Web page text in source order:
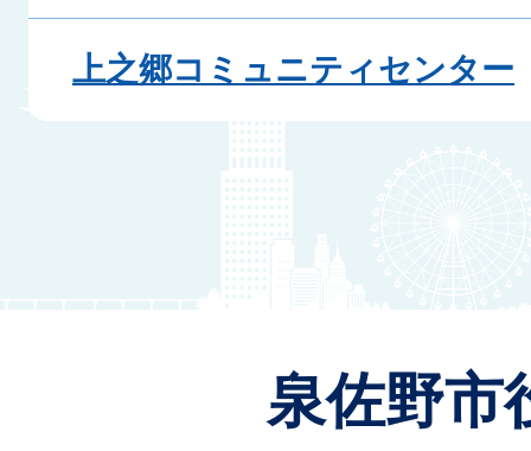
上之郷コミュニティセンター
泉佐野市